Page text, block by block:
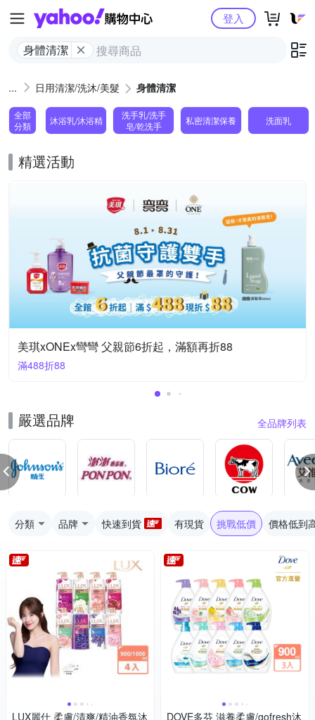
Yahoo購物中心
身體清潔
登入
日用清潔/洗沐/美髮 身體清潔
全部
分類
沐浴乳/沐浴精
洗手乳/洗手
皂/乾洗手
私密清潔保養 洗面乳
精選活動
美琪xONEx彎彎 父親節6折起，滿額再折88
滿488折88
嚴選品牌 全品牌列表
分類 品牌 快速到貨 有現貨 挑戰低價 價格低到
LUX麗仕 柔膚/清爽/精油香氛沐
DOVE多芬 滋養柔膚/gofresh沐